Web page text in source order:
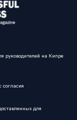
руководителей на Кипре
согласия
для